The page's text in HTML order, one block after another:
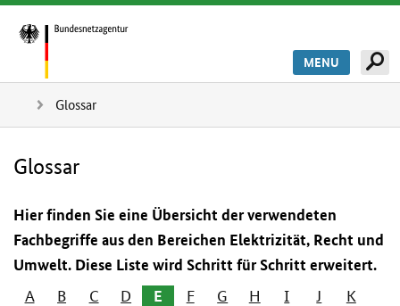
MENU
Glossar
Glossar
Hier finden Sie eine Übersicht der verwendeten
Fachbegriffe aus den Bereichen Elektrizität, Recht und
Umwelt. Diese Liste wird Schritt für Schritt erweitert.
A
B C D E F G H I J
K